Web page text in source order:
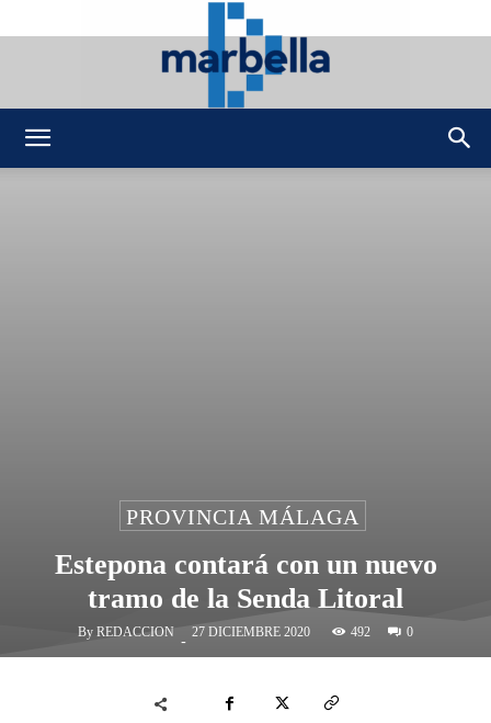
PROVINCIA MÁLAGA
Estepona contará con un nuevo
tramo de la Senda Litoral
By REDACCION - 27 DICIEMBRE 2020 492 0